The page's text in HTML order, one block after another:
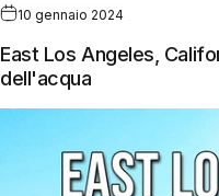
10 gennaio 2024
East Los Angeles,
dell'acqua